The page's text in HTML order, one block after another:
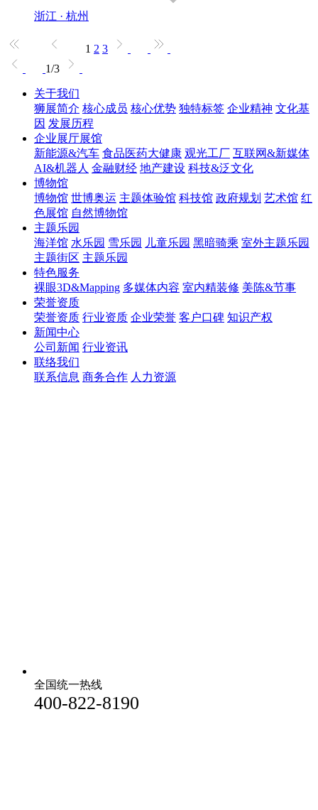
浙江 · 杭州
1 2 3
1/3
关于我们
狮展简介 核心成员 核心优势 独特标签 企业精神 文化基
因 发展历程
企业展厅展馆
新能源&汽车 食品医药大健康 观光工厂 互联网&新媒体
AI&机器人 金融财经 地产建设 科技&泛文化
博物馆
博物馆 世博奥运 主题体验馆 科技馆 政府规划 艺术馆 红
色展馆 自然博物馆
主题乐园
海洋馆 水乐园 雪乐园 儿童乐园 黑暗骑乘 室外主题乐园
主题街区 主题乐园
特色服务
裸眼3D&Mapping 多媒体内容 室内精装修 美陈&节事
荣誉资质
荣誉资质 行业资质 企业荣誉 客户口碑 知识产权
新闻中心
公司新闻 行业资讯
联络我们
联系信息 商务合作 人力资源
全国统一热线
400-822-8190